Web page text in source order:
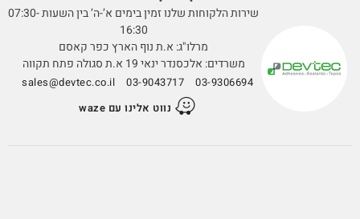
שירות הלקוחות שלנו זמין בימים א’-ה’ בין השעות 07:30-
16:30
מרלו"ג: א.ת נוף הארץ כפר קאסם
משרדים: אלכסנדר ינאי 19 א.ת סגולה פתח תקווה
03-9306694
03-9043717
sales@devtec.co.il
נווט אלינו עם waze